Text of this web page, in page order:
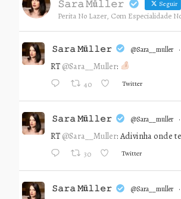
𝚂𝚊𝚛𝚊 𝙼ü𝚕𝚕𝚎𝚛 Seguir
Perita No Lazer, Com Especialidade
𝚂𝚊𝚛𝚊 𝙼ü𝚕𝚕𝚎𝚛 @sara__muller ·
RT @Sara__Muller:
40 Twitter
𝚂𝚊𝚛𝚊 𝙼ü𝚕𝚕𝚎𝚛 @sara__muller ·
RT @Sara__Muller: Adivinha onde
30 Twitter
𝚂𝚊𝚛𝚊 𝙼ü𝚕𝚕𝚎𝚛 @sara__muller ·